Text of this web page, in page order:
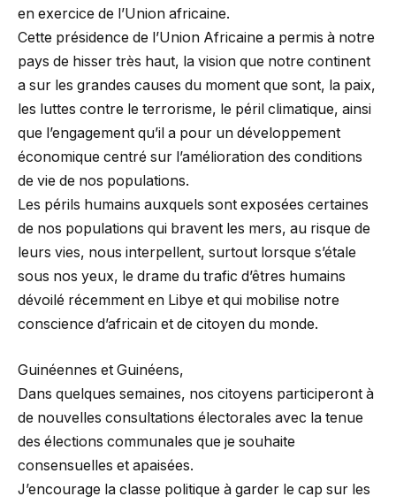
en exercice de l’Union africaine.
Cette présidence de l’Union Africaine a permis à notre
pays de hisser très haut, la vision que notre continent
a sur les grandes causes du moment que sont, la paix,
les luttes contre le terrorisme, le péril climatique, ainsi
que l’engagement qu’il a pour un développement
économique centré sur l’amélioration des conditions
de vie de nos populations.
Les périls humains auxquels sont exposées certaines
de nos populations qui bravent les mers, au risque de
leurs vies, nous interpellent, surtout lorsque s’étale
sous nos yeux, le drame du trafic d’êtres humains
dévoilé récemment en Libye et qui mobilise notre
conscience d’africain et de citoyen du monde.
Guinéennes et Guinéens,
Dans quelques semaines, nos citoyens participeront à
de nouvelles consultations électorales avec la tenue
des élections communales que je souhaite
consensuelles et apaisées.
J’encourage la classe politique à garder le cap sur les